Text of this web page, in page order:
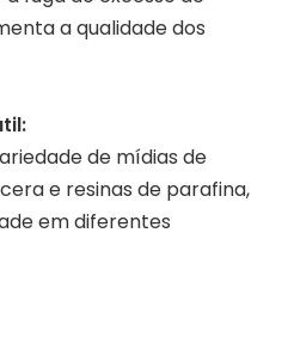
a qualidade dos
de mídias de
e resinas de parafina,
em diferentes